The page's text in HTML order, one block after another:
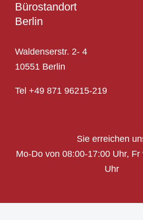
Bürostandort
Berlin
Waldenserstr. 2- 4
10551 Berlin
Tel +49 871 96215-219
Sie erreichen
Mo-Do von 08:00-17:00 Uhr, Fr
Uhr